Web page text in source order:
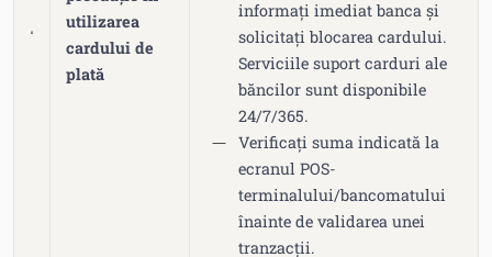
utilizarea
cardului de
plată
informați imediat banca și
solicitați blocarea cardului.
Serviciile suport carduri ale
băncilor sunt disponibile
24/7/365.
Verificați suma indicată la
ecranul POS-
terminalului/bancomatului
înainte de validarea unei
tranzacții.